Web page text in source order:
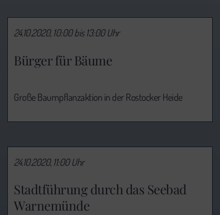
Bürger für Bäume
24.10.2020, 10:00 bis 13:00 Uhr
Große Baumpflanzaktion in der Rostocker Heide
Stadtführung durch das Seebad
Warnemünde
24.10.2020, 11:00 Uhr